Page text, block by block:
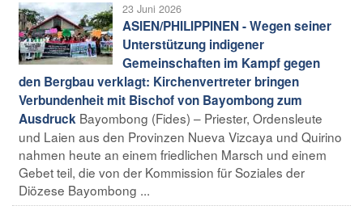
23 Juni 2026
ASIEN/PHILIPPINEN - Wegen seiner
Unterstützung indigener
Gemeinschaften im Kampf gegen
den Bergbau verklagt: Kirchenvertreter bringen
Verbundenheit mit Bischof von Bayombong zum
Ausdruck Bayombong (Fides) – Priester, Ordensleute
und Laien aus den Provinzen Nueva Vizcaya und Quirino
nahmen heute an einem friedlichen Marsch und einem
Gebet teil, die von der Kommission für Soziales der
Diözese Bayombong ...